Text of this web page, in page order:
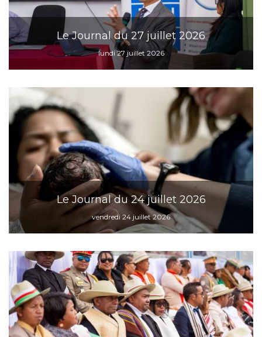
Le Journal du 27 juillet 2026
lundi 27 juillet 2026
Le Journal du 24 juillet 2026
vendredi 24 juillet 2026